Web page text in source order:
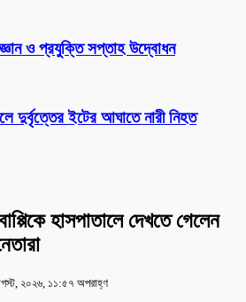
ও প্রযুক্তি সপ্তাহ উদ্বোধন
দুর্বৃত্তের ইটের আঘাতে নারী নিহত
হাসপাতালে দেখতে গেলেন
২০২৬, ১১:৫৭ অপরাহ্ণ